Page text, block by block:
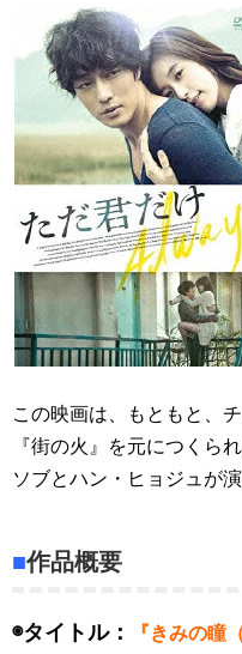
この映画は、もともと、
『街の火』を元につくら
ソブとハン・ヒョジュが
■作品概要
◉タイトル：
『きみの瞳